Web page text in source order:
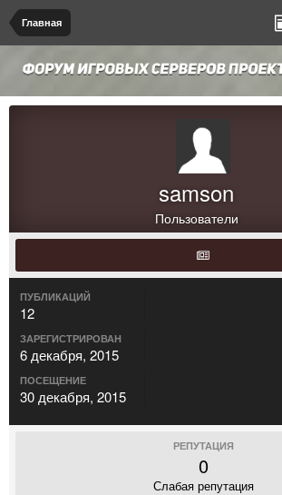
Главная
samson
Пользователи
ПУБЛИКАЦИЙ
12
ЗАРЕГИСТРИРОВАН
6 декабря, 2015
ПОСЕЩЕНИЕ
30 декабря, 2015
РЕПУТАЦИЯ
0
Слабая репутация